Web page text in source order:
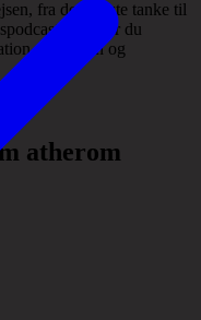
fra den første tanke til
følger du
operation og
atherom